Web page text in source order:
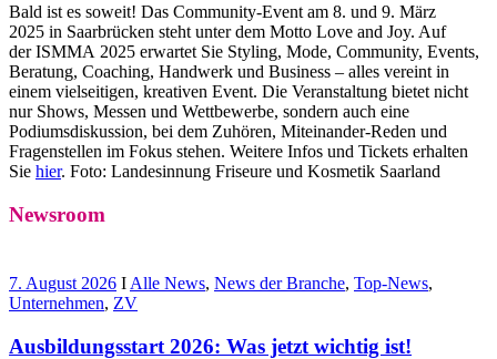
Bald ist es soweit! Das Community-Event am 8. und 9. März
2025 in Saarbrücken steht unter dem Motto Love and Joy. Auf
der ISMMA 2025 erwartet Sie Styling, Mode, Community, Events,
Beratung, Coaching, Handwerk und Business – alles vereint in
einem vielseitigen, kreativen Event. Die Veranstaltung bietet nicht
nur Shows, Messen und Wettbewerbe, sondern auch eine
Podiumsdiskussion, bei dem Zuhören, Miteinander-Reden und
Fragenstellen im Fokus stehen. Weitere Infos und Tickets erhalten
Sie hier. Foto: Landesinnung Friseure und Kosmetik Saarland
Newsroom
7. August 2026 I Alle News, News der Branche, Top-News,
Unternehmen, ZV
Ausbildungsstart 2026: Was jetzt wichtig ist!